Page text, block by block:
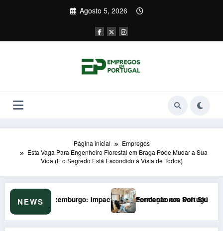
Agosto 5, 2026
Página inicial
Empregos
Esta Vaga Para Engenheiro Florestal em Braga Pode Mudar a Sua
Vida (E o Segredo Está Escondido à Vista de Todos)
NEWSnos Portugueses
Formação em Soft Skills em 2026: Armadilha de €200/mês que o